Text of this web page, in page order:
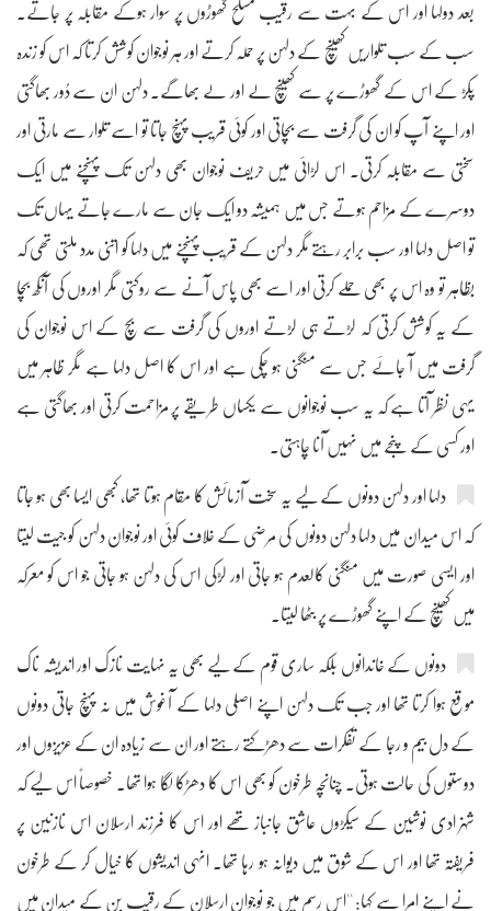
بعد دولہا اور اس کے بہت سے رقیب مسلح گھوڑوں پر سوار ہوکے مقابلہ پر جاتے۔
سب کے سب تلواریں کھینچ کے دلہن پر حملہ کرتے اور ہر نوجوان کوشش کرتا کہ اس کو زندہ
پکڑ کے اس کے گھوڑے پر سے کھینچ لے اور لے بھاگے۔ دلہن ان سے دُور بھاگتی
اور اپنے آپ کو ان کی گرفت سے بچاتی اور کوئی قریب پہنچ جاتا تو اسے تلوار سے مارتی اور
سختی سے مقابلہ کرتی۔ اس لڑائی میں حریف نوجوان بھی دلہن تک پہنچنے میں ایک
دوسرے کے مزاحم ہوتے جس میں ہمیشہ دو ایک جان سے مارے جاتے یہاں تک
تو اصل دلہا اور سب برابر رہتے مگر دلہن کے قریب پہنچنے میں دلہا کو اتنی مدد ملتی تھی کہ
بظاہر تو وہ اس پر بھی حملے کرتی اور اسے بھی پاس آنے سے روکتی مگر اوروں کی آنکھ بچا
کے یہ کوشش کرتی کہ لڑتے ہی لڑتے اوروں کی گرفت سے بچ کے اس نوجوان کی
گرفت میں آ جائے جس سے منگنی ہو چکی ہے اور اس کا اصل دلہا ہے مگر ظاہر میں
یہی نظر آتا ہے کہ یہ سب نوجوانوں سے یکساں طریقے پر مزاحمت کرتی اور بھاگتی ہے
اور کسی کے پنجے میں نہیں آنا چاہتی۔
دلہا اور دلہن دونوں کے لیے یہ سخت آزمائش کا مقام ہوتا تھا، کبھی ایسا بھی ہو جاتا
کہ اس میدان میں دلہا دلہن دونوں کی مرضی کے خلاف کوئی اور نوجوان دلہن کو جیت لیتا
اور ایسی صورت میں منگنی کالعدم ہو جاتی اور لڑکی اس کی دلہن ہو جاتی جو اس کو معرکہ
میں کھینچ کے اپنے گھوڑے پر بٹھا لیتا۔
دونوں کے خاندانوں بلکہ ساری قوم کے لیے بھی یہ نہایت نازک اور اندیشہ ناک
موقع ہوا کرتا تھا اور جب تک دلہن اپنے اصلی دلہا کے آغوش میں نہ پہنچ جاتی دونوں
کے دل بیم و رجا کے تفکرات سے دھڑکتے رہتے اور ان سے زیادہ ان کے عزیزوں اور
دوستوں کی حالت ہوتی۔ چنانچہ طرخون کو بھی اس کا دھڑکا لگا ہوا تھا۔ خصوصاً اس لیے کہ
شہزادی نوشین کے سیکڑوں عاشق جانباز تھے اور اس کا فرزند ارسلان اس نازنین پر
فریفتہ تھا اور اس کے شوق میں دیوانہ ہو رہا تھا۔ انہی اندیشوں کا خیال کر کے طرخون
نے اپنے امرا سے کہا: ''اس رسم میں جو نوجوان ارسلان کے رقیب بن کے میدان میں